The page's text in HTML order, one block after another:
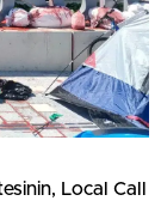
Local Call